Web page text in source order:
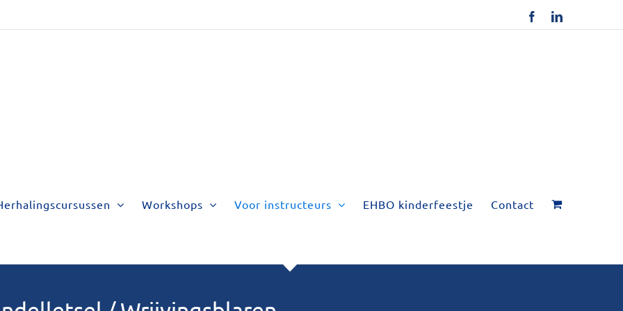
FacebookLinkedIn
Workshops Voor instructeurs EHBO kinderfeestje Contact